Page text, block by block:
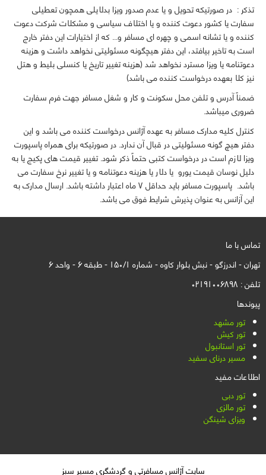
تذکر : در صورتیکه تحویل و یا عدم صدور ویزا بدلایلی همچون تعطیلی
سفارت یا کشور دعوت کننده و یا اختلاف سیاسی و مشکلات شرکت دعوت
کننده و یا تشانه اسمی و چهره ای مسافر و... که از اختیارات این دفتر خارج
است به تاخیر بیافتد، این دفتر هیچگونه مسئولیتی نخواهد داشت و هزینه
دعوتنامه یا ویزا مسترد نخواهد شد (هزینه تغییر تاریخ یا کنسلی بلیط و هتل
نیز کلا بعهده درخواست کننده می باشد)
ضمناً آدرس و تلفن محل سکونت و کار و شغل مسافر جهت فرم سفارت
ضروری میباشد.
کنترل کلیه مدارک مسافر به عهده آژانس درخواست کننده می باشد و این
دفتر هیچ گونه مسئولیتی در قبال آن ندارد. در صورتیکه برای همراه پاسپورت
ویزا لازم است در درخواست کتبی حتماً ذکر شود. تغییر قیمت های پکیج یا به
دلیل نوسان قیمت یورو یا دلار یا هزینه دعوتنامه و یا تغییر نرخ سفارت می
باشد. پاسپورت مسافر باید حداقل 7 ماه اعتبار داشته باشد. ارسال مدارک به
این آزانس به عنوان پذیرش شرایط فوق می باشد.
تماس با ما
تهران - اندرزگو - نبش بلوار کاوه - شماره 150/1 - طبقه 6 - واحد 6
تلفن : 02191006898
پیوندها
تور مشهد
تور کیش
تور استانبول
مسیر درنای سفید
اطلاعات مفید
تور دبی
تور مالزی
ویزای شینگن
سایت آژانس مسافرتی و گردشگری مسیر سبز